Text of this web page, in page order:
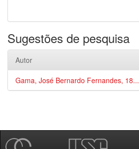
Sugestões de pesquisa
Autor
Gama, José Bernardo Fernandes, 18...